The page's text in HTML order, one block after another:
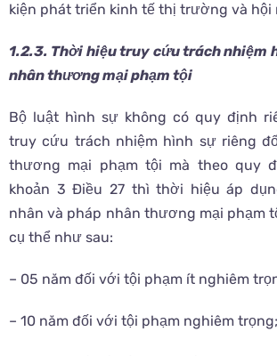
kiện phát triển kinh tế thị trường và hội
1.2.3. Thời hiệu truy cứu trách nhiệm
nhân thương mại phạm tội
Bộ luật hình sự không có quy định
truy cứu trách nhiệm hình sự riêng
thương mại phạm tội mà theo quy
khoản 3 Điều 27 thì thời hiệu áp
nhân và pháp nhân thương mại phạm
cụ thể như sau:
– 05 năm đối với tội phạm ít nghiêm
– 10 năm đối với tội phạm nghiêm trọng;